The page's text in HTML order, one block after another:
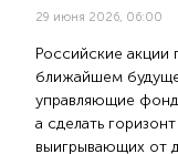
29 июня 2026, 06:00
Российские акции
ближайшем
управляющие
а сделать
выигрывающих от